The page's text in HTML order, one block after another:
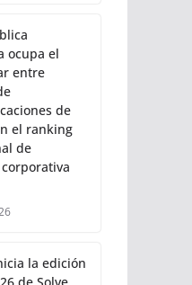
ocupa el
entre
de
el ranking
de
la edición